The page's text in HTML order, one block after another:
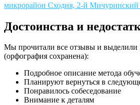
микрорайон Сходня, 2-й Мичуринский
Достоинства и
Мы прочитали все отзывы и выделили
(орфография сохранена):
Подробное описание метода
Планируют вернуться в
Понравилось собеседование
Внимание к деталям